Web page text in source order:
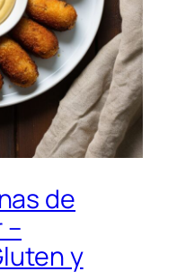
de
–
y